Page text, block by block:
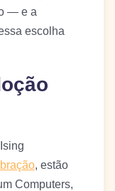
— e a
escolha
, estão
Computers,